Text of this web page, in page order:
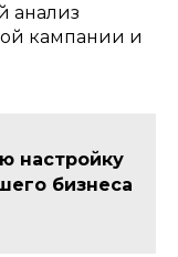
анализ
кампании и
настройку
бизнеса